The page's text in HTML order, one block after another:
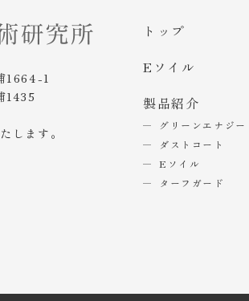
1664-1
1435
します。
トップ
Eソイル
製品紹介
グリーンエナジー
ダストコート
Eソイル
ターフガード